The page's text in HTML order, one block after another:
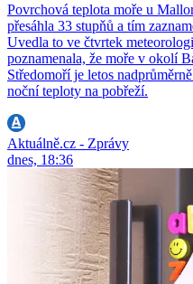
Povrchová teplota moře u
přesáhla 33 stupňů a tím
Uvedla to ve čtvrtek
poznamenala, že moře v okolí
Středomoří je letos
noční teploty na pobřeží.
Aktuálně.cz - Zprávy
dnes, 18:36